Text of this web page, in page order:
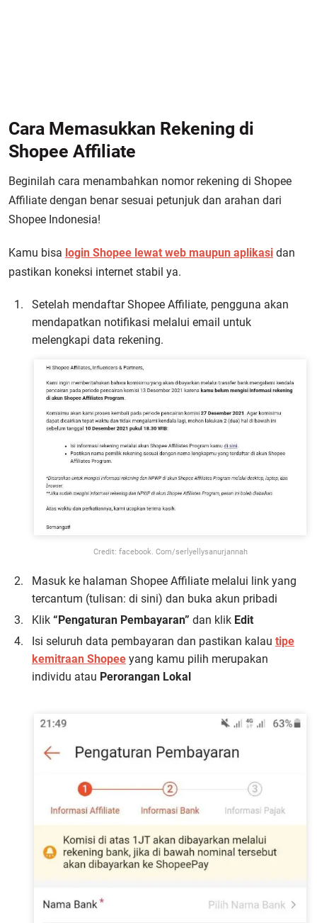
Cara Memasukkan Rekening di
Shopee Affiliate
Beginilah cara menambahkan nomor rekening di Shopee
Affiliate dengan benar sesuai petunjuk dan arahan dari
Shopee Indonesia!
Kamu bisa login Shopee lewat web maupun aplikasi dan
pastikan koneksi internet stabil ya.
Setelah mendaftar Shopee Affiliate, pengguna akan
mendapatkan notifikasi melalui email untuk
melengkapi data rekening.
Credit: facebook. Com/serlyellysanurjannah
Masuk ke halaman Shopee Affiliate melalui link yang
tercantum (tulisan: di sini) dan buka akun pribadi
Klik “Pengaturan Pembayaran” dan klik Edit
Isi seluruh data pembayaran dan pastikan kalau tipe
kemitraan Shopee yang kamu pilih merupakan
individu atau Perorangan Lokal